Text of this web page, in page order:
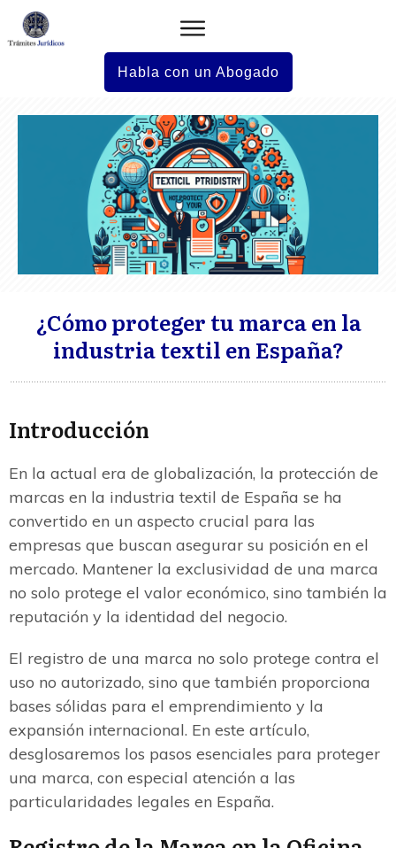
Habla con un Abogado
¿Cómo proteger tu marca en la
industria textil en España?
Introducción
En la actual era de globalización, la protección de
marcas en la industria textil de España se ha
convertido en un aspecto crucial para las
empresas que buscan asegurar su posición en el
mercado. Mantener la exclusividad de una marca
no solo protege el valor económico, sino también la
reputación y la identidad del negocio.
El registro de una marca no solo protege contra el
uso no autorizado, sino que también proporciona
bases sólidas para el emprendimiento y la
expansión internacional. En este artículo,
desglosaremos los pasos esenciales para proteger
una marca, con especial atención a las
particularidades legales en España.